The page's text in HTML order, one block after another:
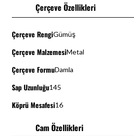
Çerçeve Özellikleri
Çerçeve RengiGümüş
Çerçeve MalzemesiMetal
Çerçeve FormuDamla
Sap Uzunluğu145
Köprü Mesafesi16
Cam Özellikleri